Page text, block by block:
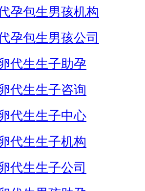
孕包生男孩机构
孕包生男孩公司
代生生子助孕
代生生子咨询
代生生子中心
代生生子机构
代生生子公司